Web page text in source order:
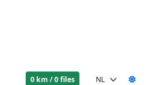
0 km / 0 files